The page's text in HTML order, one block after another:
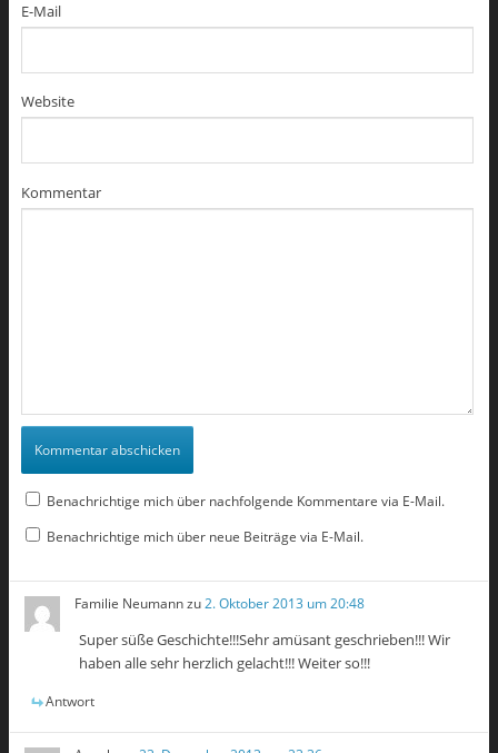
E-Mail
Website
Kommentar
Benachrichtige mich über nachfolgende Kommentare via E-Mail.
Benachrichtige mich über neue Beiträge via E-Mail.
Familie Neumannzu2. Oktober 2013 um 20:48
Super süße Geschichte!!!Sehr amüsant geschrieben!!! Wir
haben alle sehr herzlich gelacht!!! Weiter so!!!
Antwort